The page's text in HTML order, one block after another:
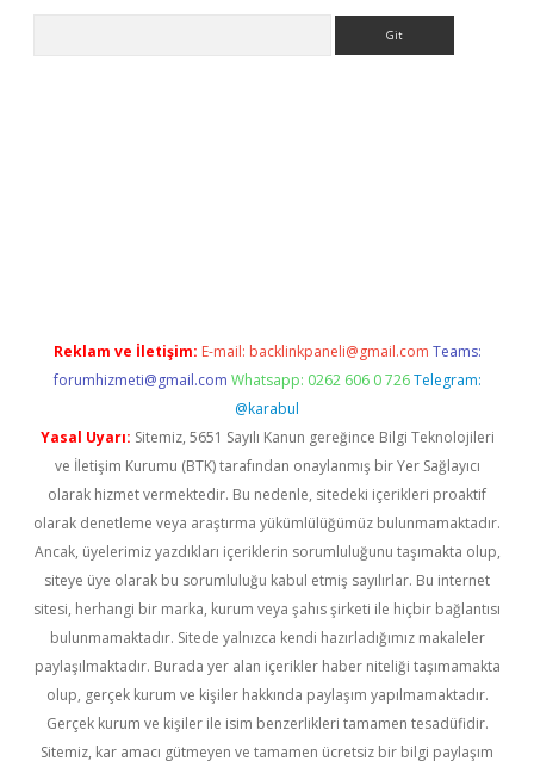
Reklam ve İletişim: E-mail: backlinkpaneli@gmail.com Teams:
forumhizmeti@gmail.com Whatsapp: 0262 606 0 726 Telegram:
@karabul
Yasal Uyarı: Sitemiz, 5651 Sayılı Kanun gereğince Bilgi Teknolojileri
ve İletişim Kurumu (BTK) tarafından onaylanmış bir Yer Sağlayıcı
olarak hizmet vermektedir. Bu nedenle, sitedeki içerikleri proaktif
olarak denetleme veya araştırma yükümlülüğümüz bulunmamaktadır.
Ancak, üyelerimiz yazdıkları içeriklerin sorumluluğunu taşımakta olup,
siteye üye olarak bu sorumluluğu kabul etmiş sayılırlar. Bu internet
sitesi, herhangi bir marka, kurum veya şahıs şirketi ile hiçbir bağlantısı
bulunmamaktadır. Sitede yalnızca kendi hazırladığımız makaleler
paylaşılmaktadır. Burada yer alan içerikler haber niteliği taşımamakta
olup, gerçek kurum ve kişiler hakkında paylaşım yapılmamaktadır.
Gerçek kurum ve kişiler ile isim benzerlikleri tamamen tesadüfidir.
Sitemiz, kar amacı gütmeyen ve tamamen ücretsiz bir bilgi paylaşım